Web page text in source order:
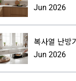
Jun 2026
복사열 난방
항
Jun 2026